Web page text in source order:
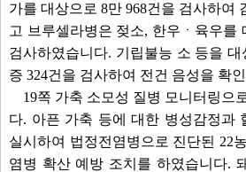
가를 대상으로 8만 968건을 검사하여
고 브루셀라병은 젖소, 한우ㆍ육우를
검사하였습니다. 기립불능 소 등을 대
증 324건을 검사하여 전건 음성을 확
19쪽 가축 소모성 질병 모니터링으
다. 아픈 가축 등에 대한 병성감정과
실시하여 법정전염병으로 진단된 22
염병 확산 예방 조치를 하였습니다.